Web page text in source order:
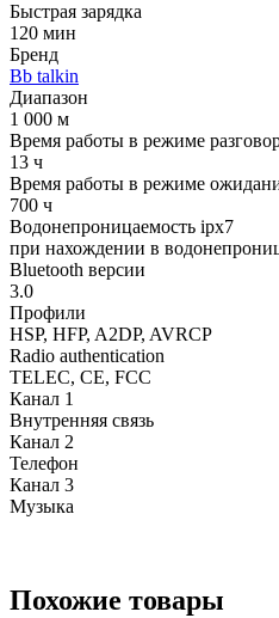
Быстрая зарядка
120 мин
Бренд
Bb talkin
Диапазон
1 000 м
Время работы в режиме
13 ч
Время работы в режиме
700 ч
Водонепроницаемость ipx7
при нахождении в
Bluetooth версии
3.0
Профили
HSP, HFP, A2DP, AVRCP
Radio authentication
TELEC, CE, FCC
Канал 1
Внутренняя связь
Канал 2
Телефон
Канал 3
Музыка
Похожие товары